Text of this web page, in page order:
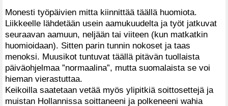
Monesti työpäivien mitta kiinnittää täällä huomiota.
Liikkeelle lähdetään usein aamukuudelta ja työt jatkuvat
seuraavan aamuun, neljään tai viiteen (kun matkatkin
huomioidaan). Sitten parin tunnin nokoset ja taas
menoksi. Muusikot tuntuvat täällä pitävän tuollaista
päiväohjelmaa ”normaalina”, mutta suomalaista se voi
hieman vierastuttaa.
Keikoilla saatetaan vetää myös ylipitkiä soittosettejä ja
muistan Hollannissa soittaneeni ja polkeneeni wahia